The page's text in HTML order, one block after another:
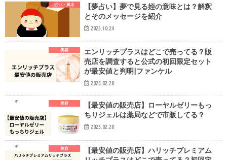
占い・風水
【夢占い】夢で見る姪の意味とは？解釈
とそのメッセージを紹介
2025.10.24
美容
エンリッチプラスはどこで売ってる？販
売店を調査すると公式の初回限定セット
が最安値と判明|ファンケル
2025.02.20
美容
【最安値の販売店】ローヤルゼリーもっ
ちりジェルは薬局などで市販してる？
2025.02.20
美容
【最安値の販売店】ハリッチプレミアム